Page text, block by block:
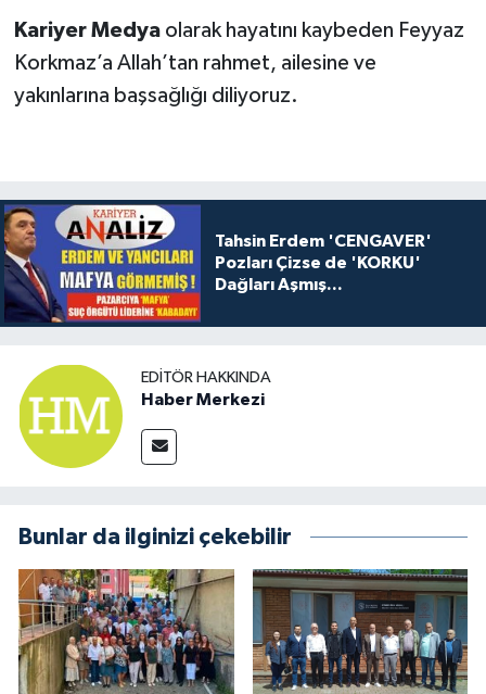
Kariyer Medyaolarak hayatını kaybeden Feyyaz
Korkmaz’a Allah’tan rahmet, ailesine ve
yakınlarına başsağlığı diliyoruz.
Tahsin Erdem 'CENGAVER'
Pozları Çizse de 'KORKU'
Dağları Aşmış...
EDITÖR HAKKINDA
Haber Merkezi
Bunlar da ilginizi çekebilir